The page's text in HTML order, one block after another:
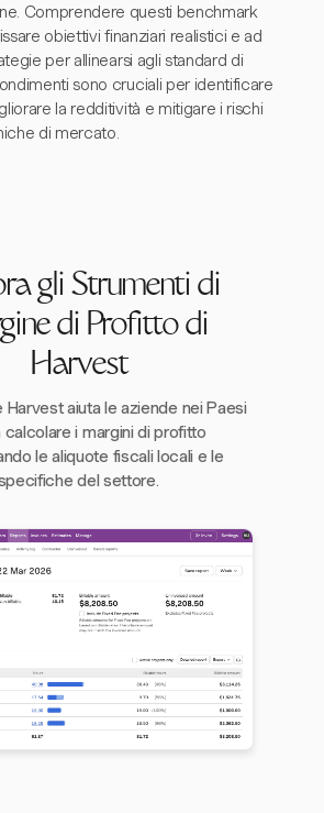
Comprendere questi benchmark
obiettivi finanziari realistici e ad
per allinearsi agli standard di
sono cruciali per identificare
la redditività e mitigare i rischi
di mercato.
gli Strumenti di
di Profitto di
Harvest
aiuta le aziende nei Paesi
calcolare i margini di profitto
le aliquote fiscali locali e le
del settore.